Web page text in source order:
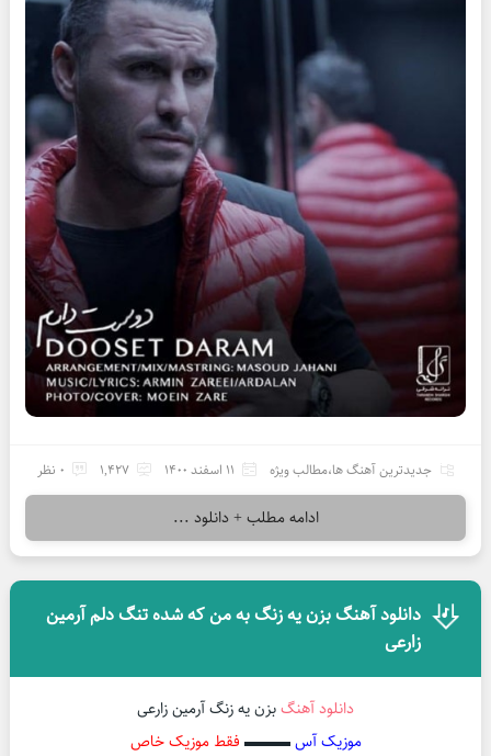
جدیدترین آهنگ ها،مطالب ویژه 11 اسفند 1400 1,427 0 نظر
ادامه مطلب + دانلود ...
دانلود آهنگ بزن یه زنگ به من که شده تنگ دلم آرمین
زارعی
دانلود آهنگبزن یه زنگ آرمین زارعی
موزیک آس▬▬▬ فقط موزیک خاص